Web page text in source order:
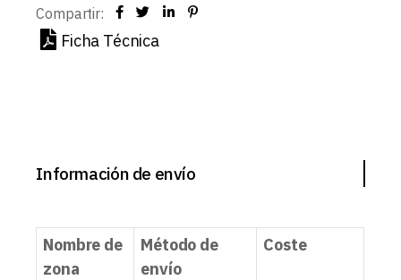
Compartir:
Ficha Técnica
Información de envío
Nombre de
zona
Método de
envío
Coste